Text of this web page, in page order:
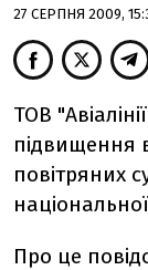
27 СЕРПНЯ 2009,
ТОВ
підвищення
повітряних
Про це